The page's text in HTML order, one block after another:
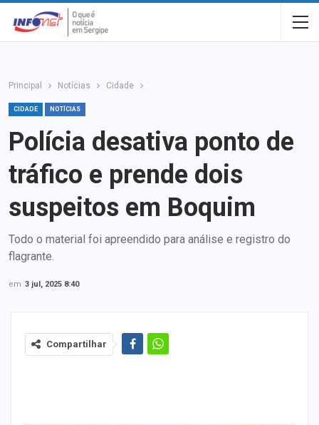
Principal Notícias Cidade
CIDADE NOTÍCIAS
Polícia desativa ponto de
tráfico e prende dois
suspeitos em Boquim
Todo o material foi apreendido para análise e registro do
flagrante.
em 3 jul, 2025 8:40
Compartilhar